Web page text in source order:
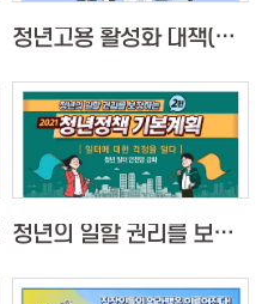
청년고용 활성화 대책(더 많은 일자리 편)
청년의 일할 권리를 보장하는 청년정책 2편